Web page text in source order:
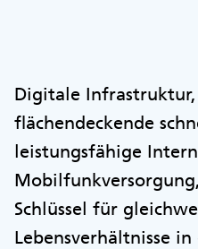
Digitale
flächendeckende
leistungsfähige
Schlüssel für
Lebensverhältnisse